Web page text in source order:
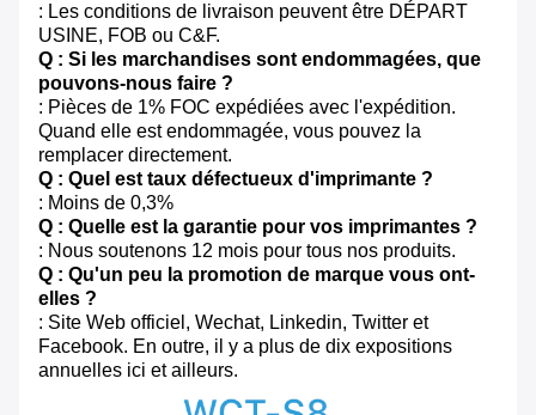
: Les conditions de livraison peuvent être DÉPART
USINE, FOB ou C&F.
Q : Si les marchandises sont endommagées, que
pouvons-nous faire ?
: Pièces de 1% FOC expédiées avec l'expédition.
Quand elle est endommagée, vous pouvez la
remplacer directement.
Q : Quel est taux défectueux d'imprimante ?
: Moins de 0,3%
Q : Quelle est la garantie pour vos imprimantes ?
: Nous soutenons 12 mois pour tous nos produits.
Q : Qu'un peu la promotion de marque vous ont-
elles ?
: Site Web officiel, Wechat, Linkedin, Twitter et
Facebook. En outre, il y a plus de dix expositions
annuelles ici et ailleurs.